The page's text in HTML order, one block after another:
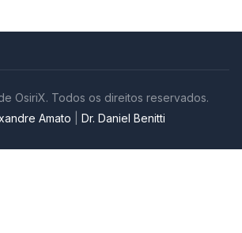
OsiriX. Todos os direitos reservados.
Amato
Dr. Daniel Benitti